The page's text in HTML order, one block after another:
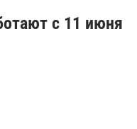
с 11 июня